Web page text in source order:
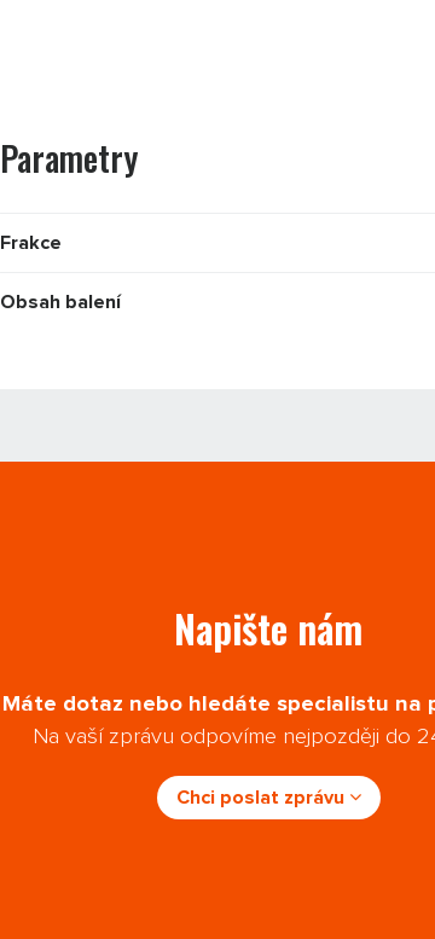
Parametry
Frakce
Obsah balení
Napište nám
Máte dotaz nebo hledáte specialistu na
Na vaší zprávu odpovíme nejpozději do
Chci poslat zprávu